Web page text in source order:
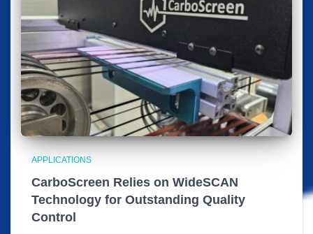
APPLICATIONS
CarboScreen Relies on WideSCAN
Technology for Outstanding Quality
Control